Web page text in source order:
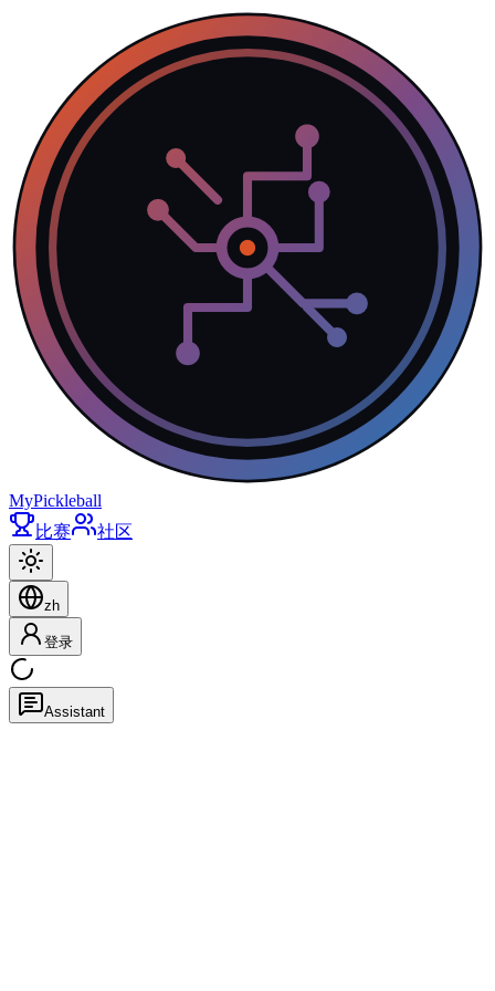
MyPickleball
比赛
社区
zh
登录
Assistant